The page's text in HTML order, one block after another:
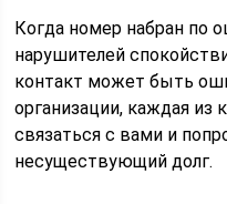
Когда номер набран по
нарушителей
контакт может быть
организации, каждая из
связаться с вами и
несуществующий долг.